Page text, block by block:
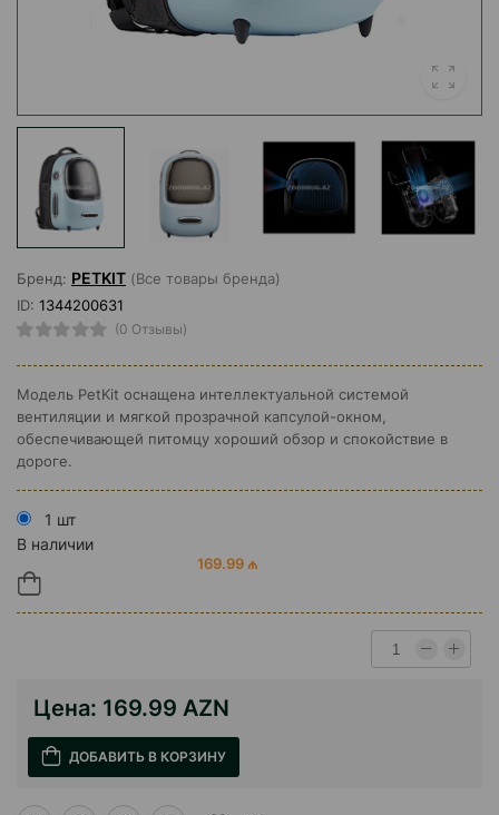
Бренд: PETKIT (Все товары бренда)
ID: 1344200631
(0 Отзывы)
Модель PetKit оснащена интеллектуальной системой
вентиляции и мягкой прозрачной капсулой-окном,
обеспечивающей питомцу хороший обзор и спокойствие в
дороге.
1 шт
В наличии
169.99 ₼
Цена: 169.99 AZN
ДОБАВИТЬ В КОРЗИНУ